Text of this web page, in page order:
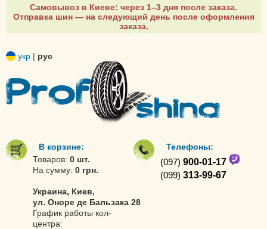
Самовывоз в Киеве: через 1–3 дня после заказа.
Отправка шин — на следующий день после оформления
заказа.
укр | рус
В корзине:
Товаров: 0 шт.
На сумму: 0 грн.
Украина, Киев,
ул. Оноре де Бальзака 28
График работы кол-
центра:
Телефоны:
(097) 900-01-17
(099) 313-99-67